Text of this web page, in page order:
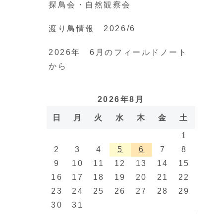
探鳥会・自然観察会
渡り鳥情報 2026/6
2026年 6月のフィールドノート
から
2026年8月
日 月 火 水 木 金 土
1
2
3 4 5 6 7
8
9
10 11 12 13 14
15
16
17 18 19 20 21
22
23
24 25 26 27 28
29
30
31